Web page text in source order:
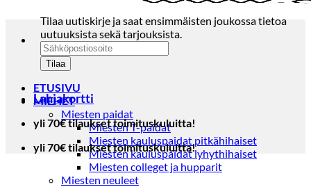
ETUSIVU
MIEHET
Miesten paidat
Miesten T-paidat
Miesten kauluspaidat pitkähihaiset
Miesten kauluspaidat lyhythihaiset
Miesten colleget ja hupparit
Miesten neuleet
Tilaa uutiskirje ja saat ensimmäisten joukossa tietoa
uutuuksista sekä tarjouksista.
Lahjakortti
yli 70€ tilaukset toimituskuluitta!
yli 70€ tilaukset toimituskuluitta!